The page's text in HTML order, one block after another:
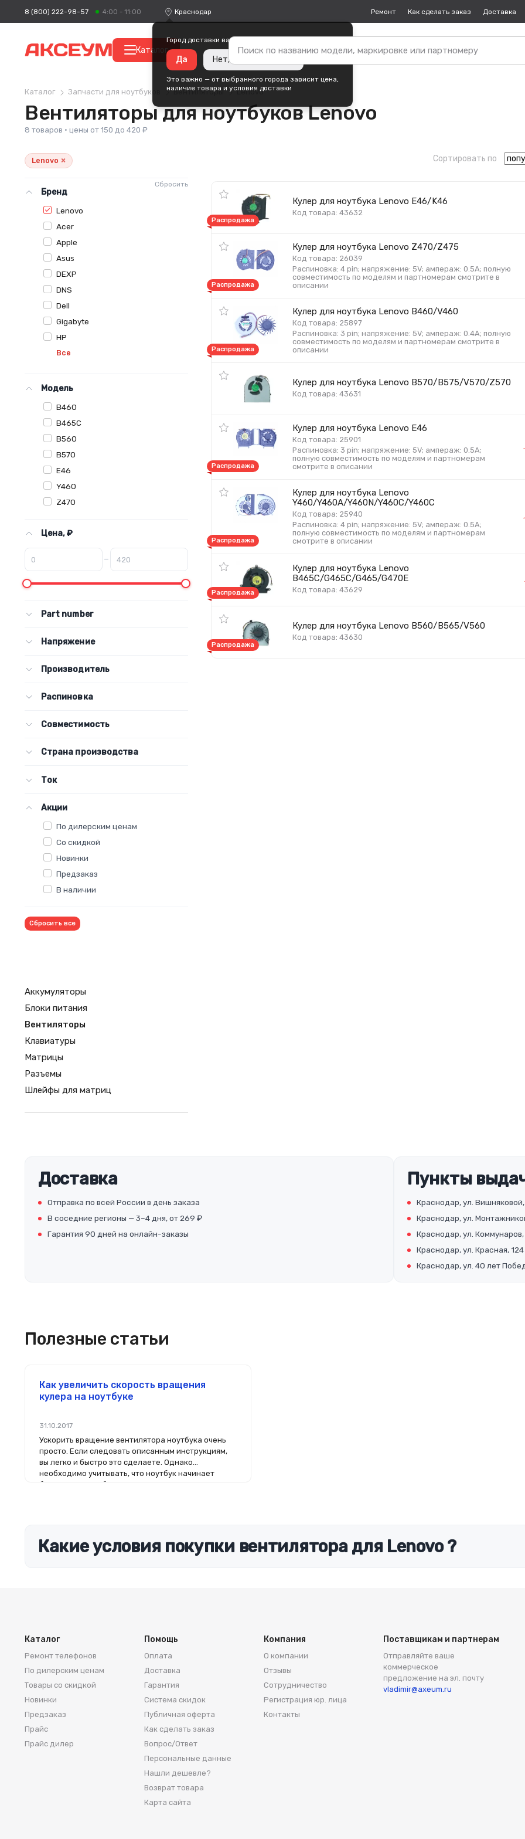
8 (800) 222-98-57 4:00 - 11:00 Краснодар
Город доставки ваших покупок —
Да Нет, изменить город
Это важно — от выбранного города зависит цена,
наличие товара и условия доставки
Ремонт Как сделать заказ Доставка
Каталог
Каталог Запчасти для ноутбуков Вентиляторы Lenovo
Вентиляторы для ноутбуков Lenovo
8 товаров · цены от 150 до 420 ₽
Lenovo ×
Сбросить
Бренд
Lenovo
Acer
Apple
Asus
DEXP
DNS
Dell
Gigabyte
HP
Все
Модель
B460
B465C
B560
B570
E46
Y460
Z470
Цена, ₽
–
Part number
Напряжение
Производитель
Распиновка
Совместимость
Страна производства
Ток
Акции
По дилерским ценам
Со скидкой
Новинки
Предзаказ
В наличии
Сбросить все
Аккумуляторы
Блоки питания
Вентиляторы
Клавиатуры
Матрицы
Разъемы
Шлейфы для матриц
Сортировать по
Кулер для ноутбука Lenovo E46/K46
Код товара: 43632
Распродажа
Кулер для ноутбука Lenovo Z470/Z475
Код товара: 26039
Распиновка: 4 pin; напряжение: 5V; ампераж: 0.5A; полную
совместимость по моделям и партномерам смотрите в
описании
Распродажа
Кулер для ноутбука Lenovo B460/V460
Код товара: 25897
Распиновка: 3 pin; напряжение: 5V; ампераж: 0.4A; полную
совместимость по моделям и партномерам смотрите в
описании
Распродажа
Кулер для ноутбука Lenovo B570/B575/V570/Z570
Код товара: 43631
Кулер для ноутбука Lenovo E46
Код товара: 25901
Распиновка: 3 pin; напряжение: 5V; ампераж: 0.5A;
полную совместимость по моделям и партномерам
смотрите в описании
Распродажа
Кулер для ноутбука Lenovo
Y460/Y460A/Y460N/Y460C/Y460C
Код товара: 25940
Распиновка: 4 pin; напряжение: 5V; ампераж: 0.5A;
полную совместимость по моделям и партномерам
смотрите в описании
Распродажа
Кулер для ноутбука Lenovo
B465C/G465C/G465/G470E
Код товара: 43629
Распродажа
Кулер для ноутбука Lenovo B560/B565/V560
Код товара: 43630
Распродажа
Доставка
Отправка по всей России в день заказа
В соседние регионы — 3–4 дня, от 269 ₽
Гарантия 90 дней на онлайн-заказы
Пункты
Краснодар, ул. Вишняковой,
Краснодар, ул.
Краснодар, ул. Коммунаров,
Краснодар, ул. Красная, 124
Краснодар, ул. 40 лет
Полезные статьи
Как увеличить скорость вращения
кулера на ноутбуке
31.10.2017
Ускорить вращение вентилятора ноутбука очень
просто. Если следовать описанным инструкциям,
вы легко и быстро это сделаете. Однако
необходимо учитывать, что ноутбук начинает
более громко работать, если в нём увеличить
Какие условия покупки вентилятора для Lenovo ?
Каталог
Ремонт телефонов
По дилерским ценам
Товары со скидкой
Новинки
Предзаказ
Прайс
Прайс дилер
Помощь
Оплата
Доставка
Гарантия
Система скидок
Публичная оферта
Как сделать заказ
Вопрос/Ответ
Персональные данные
Нашли дешевле?
Возврат товара
Карта сайта
Компания
О компании
Отзывы
Сотрудничество
Регистрация юр. лица
Контакты
Поставщикам и партнерам
Отправляйте ваше
коммерческое
предложение на эл. почту
vladimir@axeum.ru